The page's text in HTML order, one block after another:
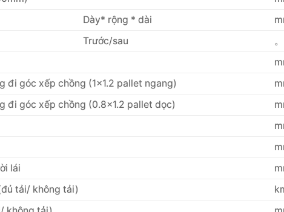
Dày* rộng * dài
Trước/sau
。
đi góc xếp chồng (1×1.2 pallet ngang)
đi góc xếp chồng (0.8×1.2 pallet dọc)
lái
tải/ không tải)